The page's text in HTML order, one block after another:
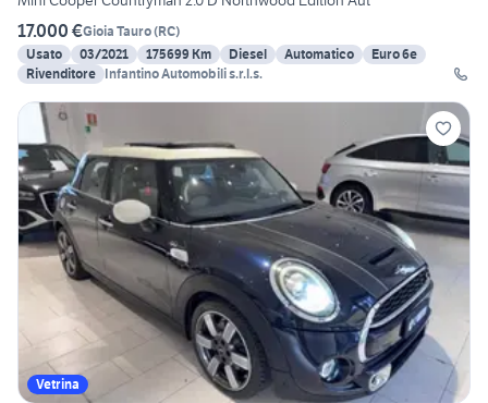
17.000 €Gioia Tauro(RC)
Usato
03/2021 175699 Km Diesel Automatico
Euro 6e
Rivenditore Infantino Automobili s.r.l.s.
Vetrina